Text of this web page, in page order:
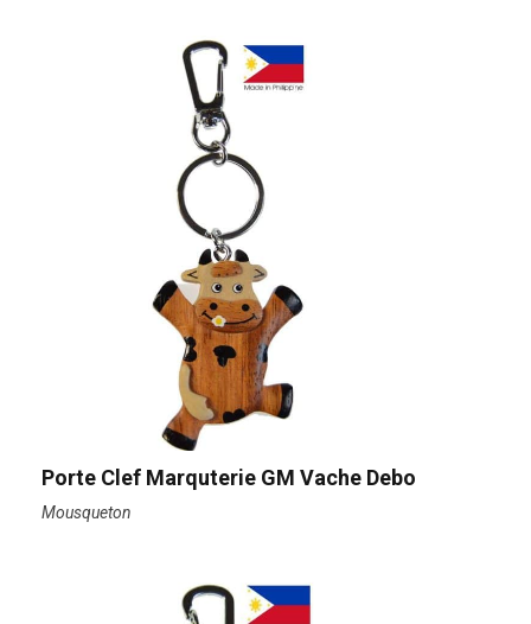
Porte Clef Marquterie GM Vache Debo
Mousqueton